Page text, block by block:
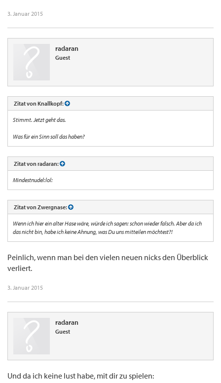
3. Januar 2015
radaran
Guest
Zitat von Knallkopf:
Stimmt. Jetzt geht das.
Was für ein Sinn soll das haben?
Zitat von radaran:
Mindestnudel:lol:
Zitat von Zwergnase:
Wenn ich hier ein alter Hase wäre, würde ich sagen: schon wieder falsch. Aber da ich
das nicht bin, habe ich keine Ahnung, was Du uns mitteilen möchtest?!
Peinlich, wenn man bei den vielen neuen nicks den Überblick
verliert.
3. Januar 2015
radaran
Guest
Und da ich keine lust habe, mit dir zu spielen: